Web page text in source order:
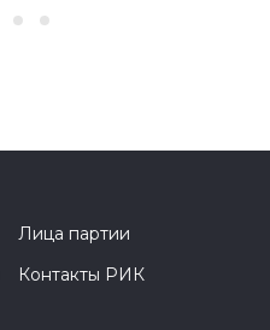
Лица партии
Контакты РИК